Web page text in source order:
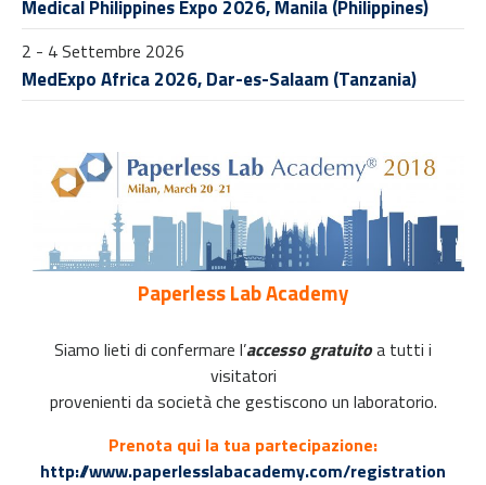
Medical Philippines Expo 2026, Manila (Philippines)
2 - 4 Settembre 2026
MedExpo Africa 2026, Dar-es-Salaam (Tanzania)
Paperless Lab Academy
Siamo lieti di confermare l’accesso gratuitoa tutti i
visitatori
provenienti da società che gestiscono un laboratorio.
Prenota qui la tua partecipazione:
http://www.paperlesslabacademy.com/registration